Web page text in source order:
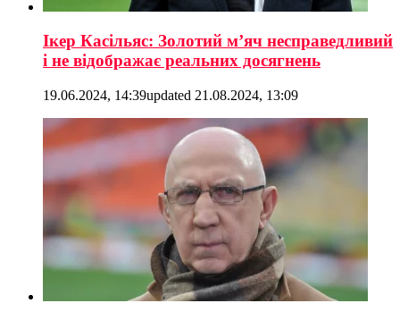
Ікер Касільяс: Золотий м’яч несправедливий
і не відображає реальних досягнень
19.06.2024, 14:39updated 21.08.2024, 13:09